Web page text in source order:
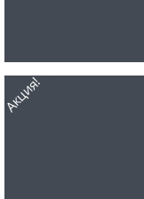
Акция!